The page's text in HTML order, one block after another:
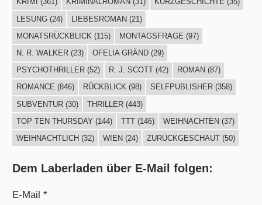
LESUNG(24) LIEBESROMAN(21)
MONATSRÜCKBLICK (115) MONTAGSFRAGE (97)
N. R. WALKER(23) OFELIA GRÄND(29)
PSYCHOTHRILLER(52) R. J. SCOTT(42) ROMAN (87)
ROMANCE (846) RÜCKBLICK(98) SELFPUBLISHER(358)
SUBVENTUR(30) THRILLER(443)
TOP TEN THURSDAY (144) TTT(146) WEIHNACHTEN(37)
WEIHNACHTLICH (32) WIEN (24) ZURÜCKGESCHAUT(50)
Dem Laberladen über E-Mail folgen:
E-Mail *